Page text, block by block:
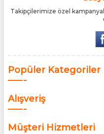
Takipçilerimize özel
Popüler Kategoriler
Alışveriş
Müşteri Hizmetleri